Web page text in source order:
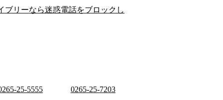
ブリーなら迷惑電話をブロックし
25-5555
0265-25-7203